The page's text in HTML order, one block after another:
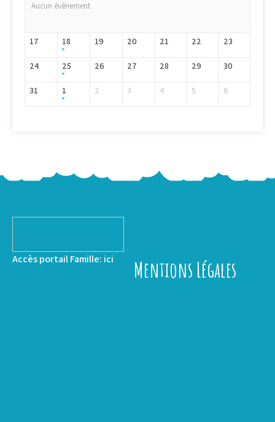
Aucun événement
17 18 19 20 21 22 23
24 25 26 27 28 29 30
31 1 2 3 4 5 6
Accès portail Famille: ici Mentions Légales